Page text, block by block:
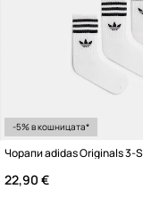
-5% в кошницата*
22,90 €